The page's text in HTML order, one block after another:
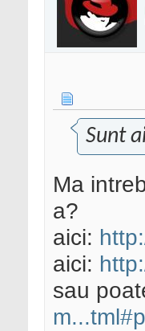
Sunt
Ma
a?
aici:
aici:
sau